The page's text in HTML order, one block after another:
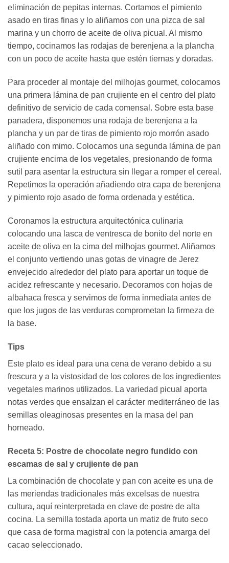
eliminación de pepitas internas. Cortamos el pimiento
asado en tiras finas y lo aliñamos con una pizca de sal
marina y un chorro de aceite de oliva picual. Al mismo
tiempo, cocinamos las rodajas de berenjena a la plancha
con un poco de aceite hasta que estén tiernas y doradas.
Para proceder al montaje del milhojas gourmet, colocamos
una primera lámina de pan crujiente en el centro del plato
definitivo de servicio de cada comensal. Sobre esta base
panadera, disponemos una rodaja de berenjena a la
plancha y un par de tiras de pimiento rojo morrón asado
aliñado con mimo. Colocamos una segunda lámina de pan
crujiente encima de los vegetales, presionando de forma
sutil para asentar la estructura sin llegar a romper el cereal.
Repetimos la operación añadiendo otra capa de berenjena
y pimiento rojo asado de forma ordenada y estética.
Coronamos la estructura arquitectónica culinaria
colocando una lasca de ventresca de bonito del norte en
aceite de oliva en la cima del milhojas gourmet. Aliñamos
el conjunto vertiendo unas gotas de vinagre de Jerez
envejecido alrededor del plato para aportar un toque de
acidez refrescante y necesario. Decoramos con hojas de
albahaca fresca y servimos de forma inmediata antes de
que los jugos de las verduras comprometan la firmeza de
la base.
Tips
Este plato es ideal para una cena de verano debido a su
frescura y a la vistosidad de los colores de los ingredientes
vegetales marinos utilizados. La variedad picual aporta
notas verdes que ensalzan el carácter mediterráneo de las
semillas oleaginosas presentes en la masa del pan
horneado.
Receta 5: Postre de chocolate negro fundido con
escamas de sal y crujiente de pan
La combinación de chocolate y pan con aceite es una de
las meriendas tradicionales más excelsas de nuestra
cultura, aquí reinterpretada en clave de postre de alta
cocina. La semilla tostada aporta un matiz de fruto seco
que casa de forma magistral con la potencia amarga del
cacao seleccionado.